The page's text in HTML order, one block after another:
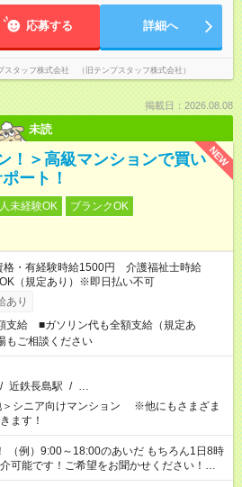
応募する 詳細へ
スタッフ株式会社 （旧テンプスタッフ株式会社）
掲載日：2026.08.08
未読
NEW
！＞高級マンションで買い
ート！
未経験OK
ブランクOK
・有経験時給1500円 介護福祉士時給
（規定あり）※即日払い不可
あり
支給 ■ガソリン代も全額支給（規定あ
ご相談ください
/ 近鉄長島駅 / …
＞シニア向けマンション ※他にもさまざま
ます！
（例）9:00～18:00のあいだ もちろん1日8時
可能です！ご希望をお聞かせください！★家
必要な場合も遠慮なくご相談ください。 ※